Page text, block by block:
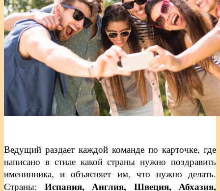
Ведущий раздает каждой команде по карточке, где
написано в стиле какой страны нужно поздравить
именинника, и объясняет им, что нужно делать.
Страны: Испания, Англия, Швеция, Абхазия,